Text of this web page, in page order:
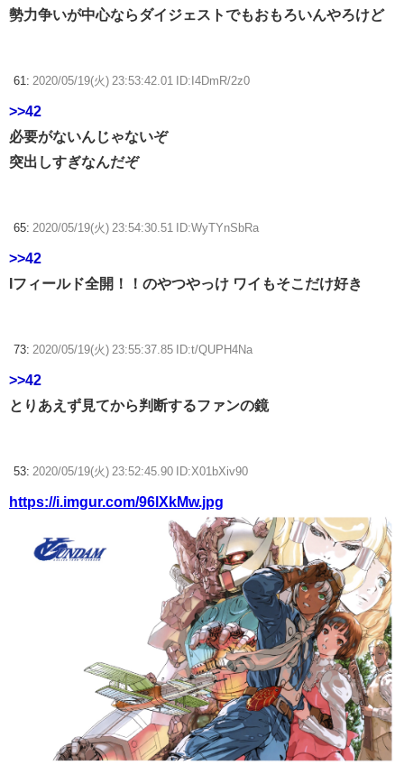
勢力争いが中心ならダイジェストでもおもろいんやろけど
61: 2020/05/19(火) 23:53:42.01 ID:I4DmR/2z0
>>42
必要がないんじゃないぞ
突出しすぎなんだぞ
65: 2020/05/19(火) 23:54:30.51 ID:WyTYnSbRa
>>42
Iフィールド全開！！のやつやっけ ワイもそこだけ好き
73: 2020/05/19(火) 23:55:37.85 ID:t/QUPH4Na
>>42
とりあえず見てから判断するファンの鏡
53: 2020/05/19(火) 23:52:45.90 ID:X01bXiv90
https://i.imgur.com/96lXkMw.jpg